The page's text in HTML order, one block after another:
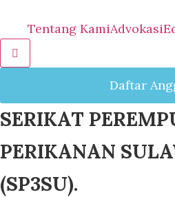
Tentang KamiAdvokasi
Hamburger Toggle Menu
Daftar
SERIKAT
PERIKANAN
(SP3SU).